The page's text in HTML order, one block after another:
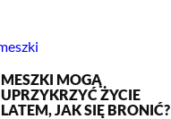
MESZKI MOGĄ
UPRZYKRZYĆ ŻYCIE
LATEM, JAK SIĘ BRONIĆ?